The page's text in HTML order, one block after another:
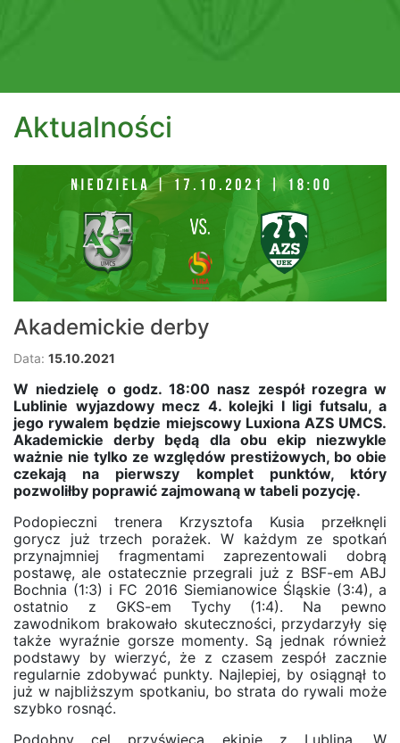
Aktualności
Akademickie derby
Data: 15.10.2021
W niedzielę o godz. 18:00 nasz zespół rozegra w
Lublinie wyjazdowy mecz 4. kolejki I ligi futsalu, a
jego rywalem będzie miejscowy Luxiona AZS UMCS.
Akademickie derby będą dla obu ekip niezwykle
ważnie nie tylko ze względów prestiżowych, bo obie
czekają na pierwszy komplet punktów, który
pozwoliłby poprawić zajmowaną w tabeli pozycję.
Podopieczni trenera Krzysztofa Kusia przełknęli
gorycz już trzech porażek. W każdym ze spotkań
przynajmniej fragmentami zaprezentowali dobrą
postawę, ale ostatecznie przegrali już z BSF-em ABJ
Bochnia (1:3) i FC 2016 Siemianowice Śląskie (3:4), a
ostatnio z GKS-em Tychy (1:4). Na pewno
zawodnikom brakowało skuteczności, przydarzyły się
także wyraźnie gorsze momenty. Są jednak również
podstawy by wierzyć, że z czasem zespół zacznie
regularnie zdobywać punkty. Najlepiej, by osiągnął to
już w najbliższym spotkaniu, bo strata do rywali może
szybko rosnąć.
Podobny cel przyświeca ekipie z Lublina. W